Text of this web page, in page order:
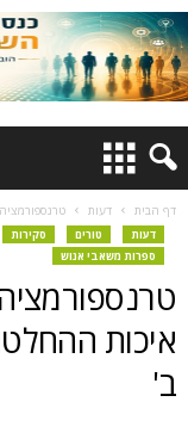
דף הבית דעות
דעות טורים סקירות
ספרות משאבי אנוש
איכות
ב'